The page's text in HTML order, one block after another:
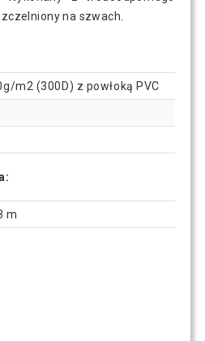
na szwach.
m2 (300D) z powłoką PVC
m